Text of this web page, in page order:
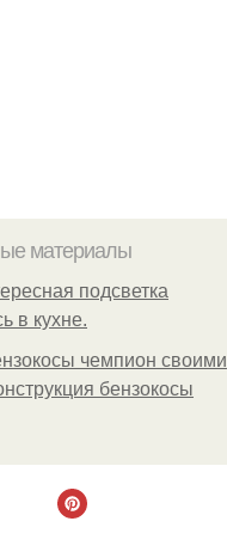
материалы
подсветка
в кухне.
чемпион своими
бензокосы